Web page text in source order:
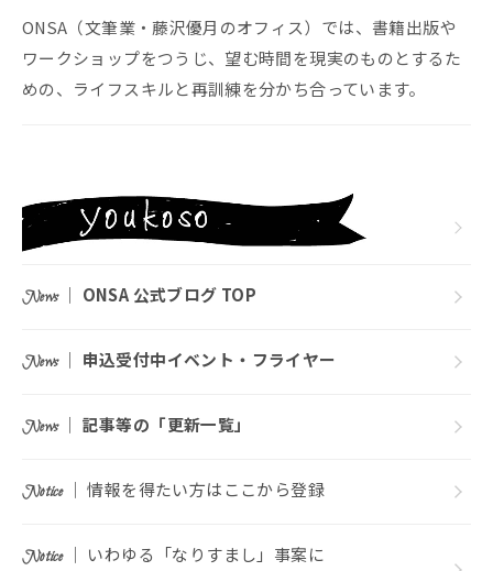
ONSA（文筆業・藤沢優月のオフィス）では、書籍出版や
ワークショップをつうじ、望む時間を現実のものとするた
めの、ライフスキルと再訓練を分かち合っています。
News ｜ ONSA 公式ブログ TOP
News ｜ 申込受付中イベント・フライヤー
News ｜ 記事等の「更新一覧」
Notice｜ 情報を得たい方はここから登録
Notice｜ いわゆる「なりすまし」事案に